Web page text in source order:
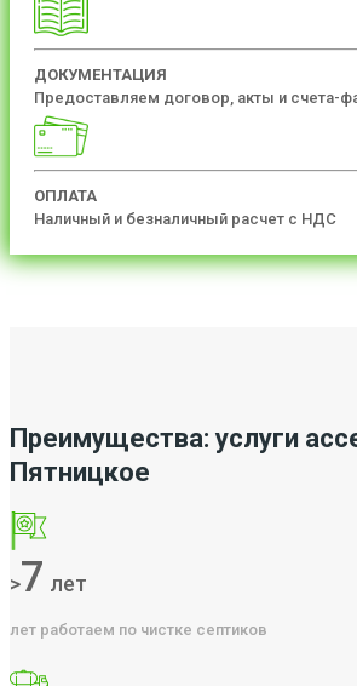
ДОКУМЕНТАЦИЯ
Предоставляем договор, акты и счета-
ОПЛАТА
Наличный и безналичный расчет с НДС
Преимущества: услуги
Пятницкое
>7 лет
лет работаем по чистке септиков